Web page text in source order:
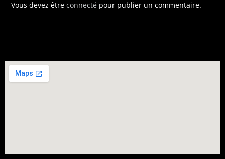
Vous devez êtreconnecté pour publier un commentaire.